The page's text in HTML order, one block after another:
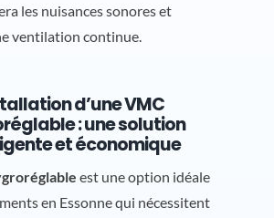
les nuisances sonores et
ventilation continue.
d’une VMC
: une solution
et économique
est une option idéale
en Essonne qui nécessitent